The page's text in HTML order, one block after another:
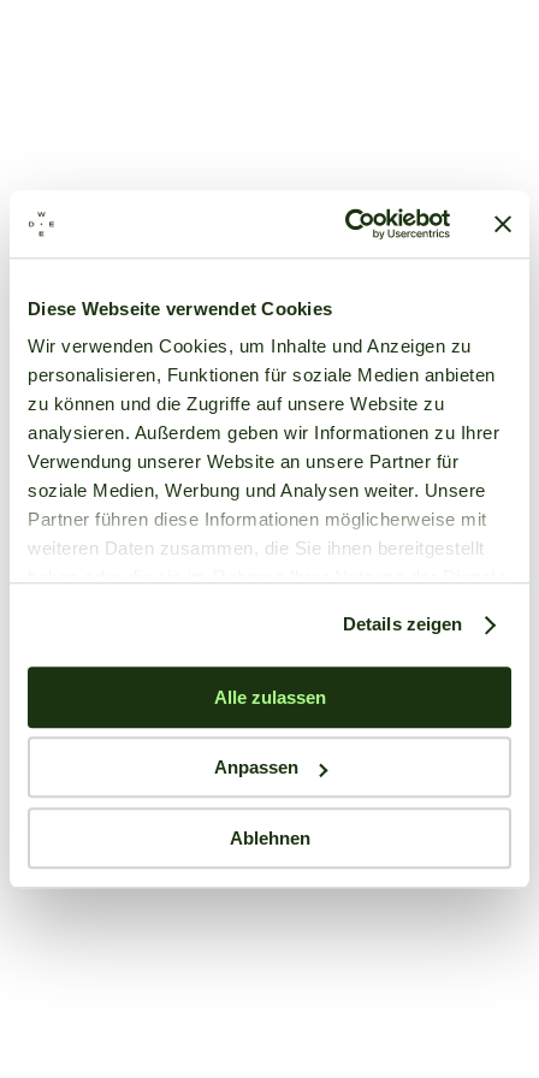
Diese Webseite verwendet Cookies
Wir verwenden Cookies, um Inhalte und Anzeigen zu
personalisieren, Funktionen für soziale Medien anbieten
zu können und die Zugriffe auf unsere Website zu
analysieren. Außerdem geben wir Informationen zu Ihrer
Verwendung unserer Website an unsere Partner für
soziale Medien, Werbung und Analysen weiter. Unsere
Partner führen diese Informationen möglicherweise mit
weiteren Daten zusammen, die Sie ihnen bereitgestellt
Details zeigen
Alle zulassen
Anpassen
Ablehnen